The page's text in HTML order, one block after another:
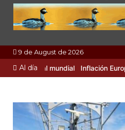
9 de August de 2026
Al díamundial Inflación Europea